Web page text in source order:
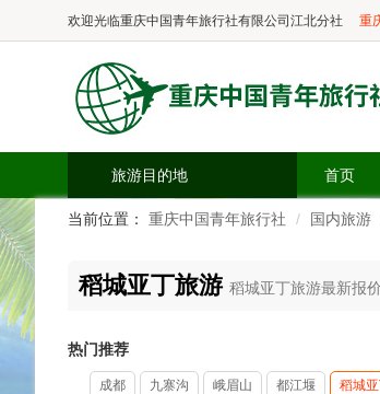
欢迎光临重庆中国青年旅行社有限公司江北分社 重
旅游目的地 首页
当前位置： 重庆中国青年旅行社 国内旅游
稻城亚丁旅游 稻城亚丁旅游最新报
热门推荐
成都 九寨沟 峨眉山 都江堰 稻城